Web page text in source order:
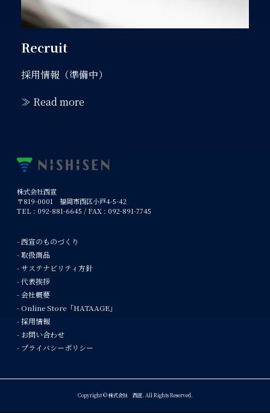
Recruit
採用情報（準備中）
≫ Read more
株式会社西宣
〒819-0001 福岡市西区小戸4-5-42
TEL : 092-881-6645 / FAX : 092-891-7745
- 西宣のものづくり
- 取扱商品
- サステナビリティ方針
- 代表挨拶
- 会社概要
- Online Store「HATAAGE」
- 採用情報
- お問い合わせ
- プライバシーポリシー
Copyright © 株式会社 西宣. All Rights Reserved.